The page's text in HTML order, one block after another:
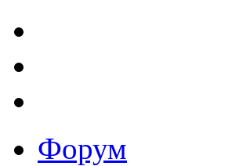
Форум